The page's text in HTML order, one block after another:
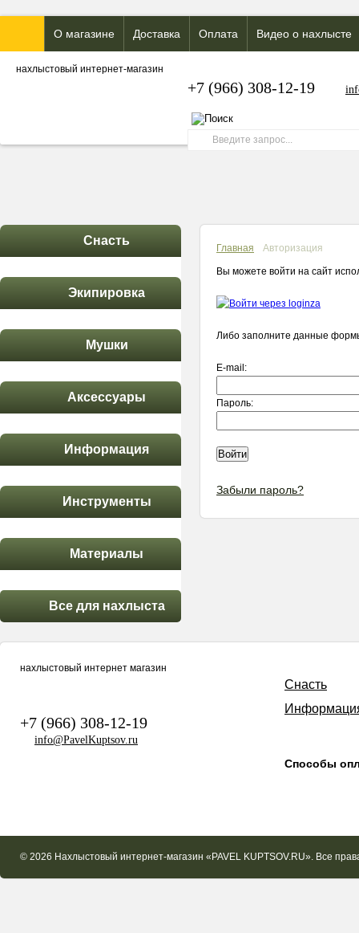
О магазине Доставка Оплата Видео о нахлысте
нахлыстовый интернет-магазин
+7 (966) 308-12-19
Снасть
Экипировка
Мушки
Аксессуары
Информация
Инструменты
Материалы
Все для нахлыста
Главная Авторизация
Вы можете войти на сайт
Либо заполните данные
E-mail:
Пароль:
Забыли пароль?
нахлыстовый интернет магазин
+7 (966) 308-12-19
info@PavelKuptsov.ru
Снасть
Способы
© 2026 Нахлыстовый интернет-магазин «PAVEL KUPTSOV.RU». Все